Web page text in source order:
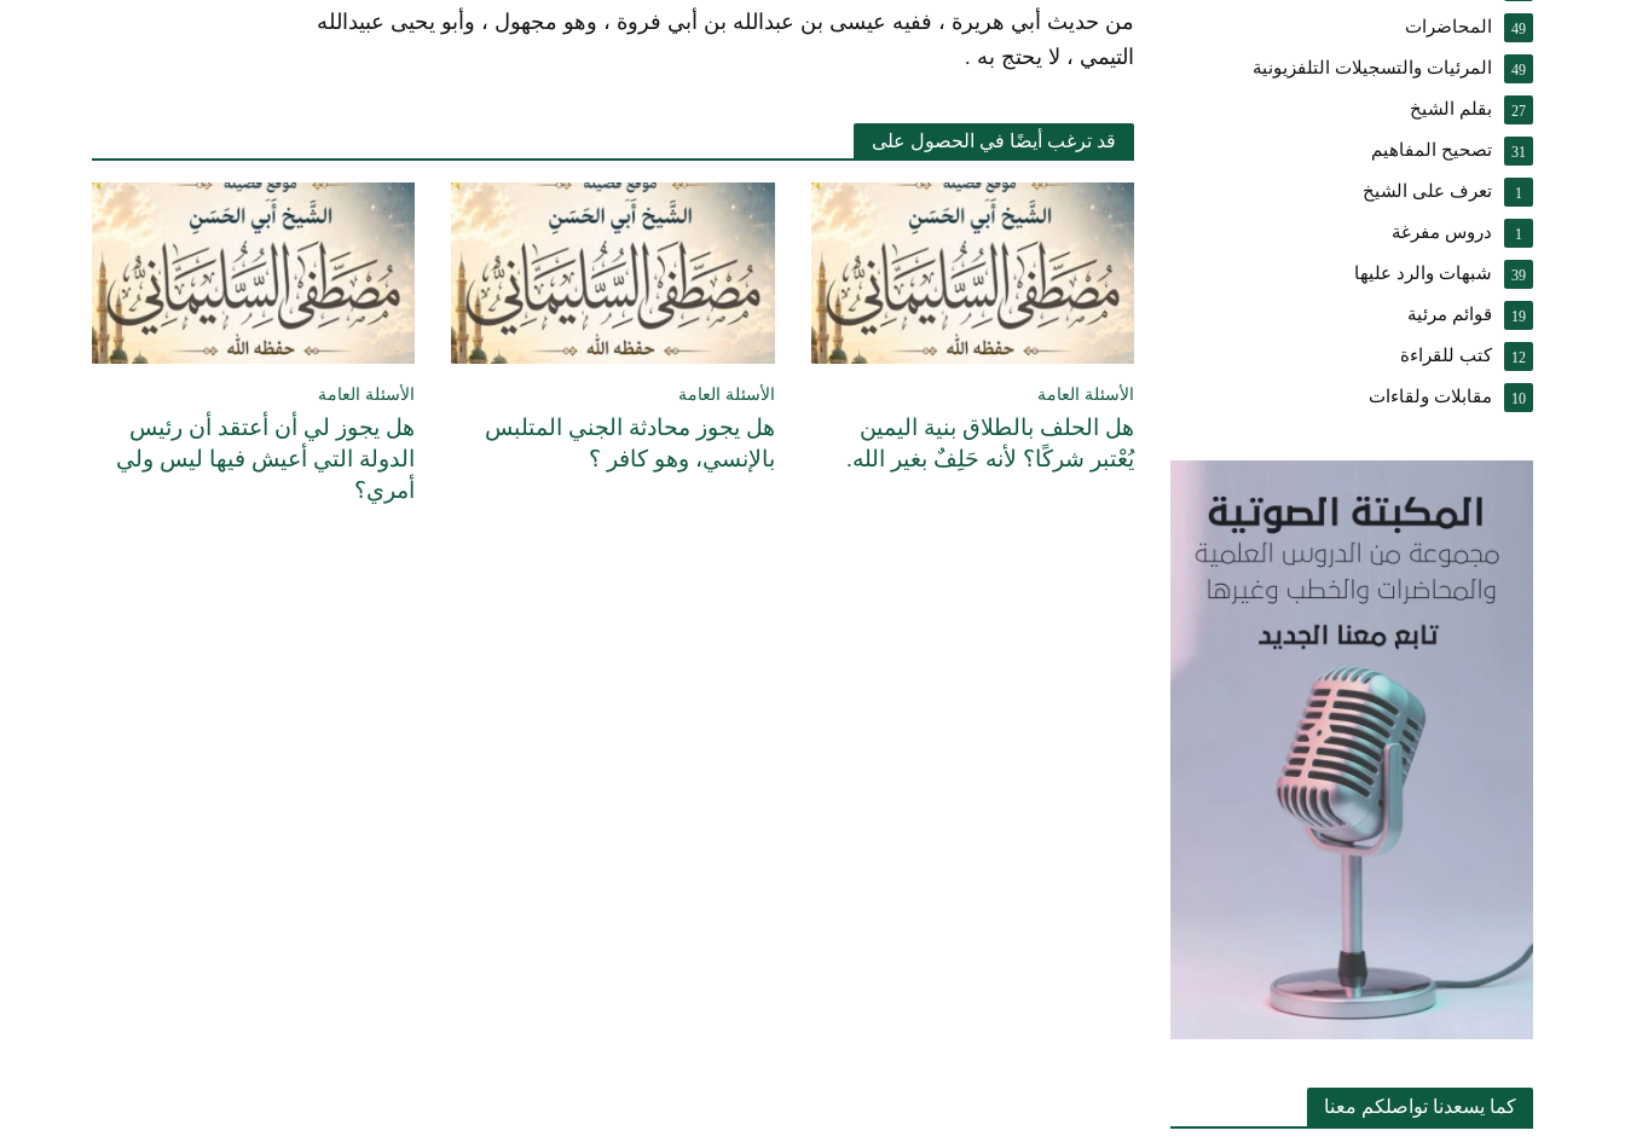
من حديث أبي هريرة ، ففيه عيسى بن عبدالله بن أبي فروة ، وهو مجهول ، وأبو يحيى عبيدالله
التيمي ، لا يحتج به .
قد ترغب أيضًا في الحصول على
الأسئلة العامة
هل الحلف بالطلاق بنية اليمين
يُعْتبر شركًا؟ لأنه حَلِفٌ بغير الله.
الأسئلة العامة
هل يجوز محادثة الجني المتلبس
بالإنسي، وهو كافر ؟
الأسئلة العامة
هل يجوز لي أن أعتقد أن رئيس
الدولة التي أعيش فيها ليس ولي
أمري؟
المحاضرات 49
المرئيات والتسجيلات التلفزيونية 49
بقلم الشيخ 27
تصحيح المفاهيم 31
تعرف على الشيخ 1
دروس مفرغة 1
شبهات والرد عليها 39
قوائم مرئية 19
كتب للقراءة 12
مقابلات ولقاءات 10
كما يسعدنا تواصلكم معنا